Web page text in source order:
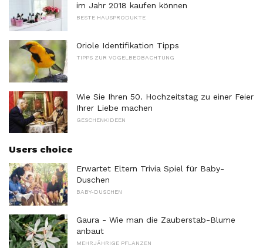
im Jahr 2018 kaufen können
BESTE HAUSPRODUKTE
Oriole Identifikation Tipps
TIPPS ZUR VOGELBEOBACHTUNG
Wie Sie Ihren 50. Hochzeitstag zu einer Feier
Ihrer Liebe machen
GESCHENKIDEEN
Users choice
Erwartet Eltern Trivia Spiel für Baby-
Duschen
BABY-DUSCHEN
Gaura - Wie man die Zauberstab-Blume
anbaut
MEHRJÄHRIGE PFLANZEN